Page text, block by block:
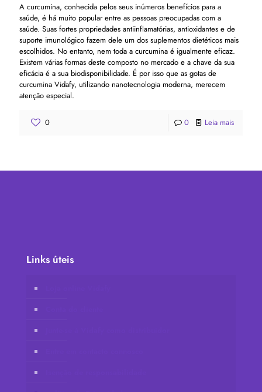
A curcumina, conhecida pelos seus inúmeros benefícios para a
saúde, é há muito popular entre as pessoas preocupadas com a
saúde. Suas fortes propriedades antiinflamatórias, antioxidantes e de
suporte imunológico fazem dele um dos suplementos dietéticos mais
escolhidos. No entanto, nem toda a curcumina é igualmente eficaz.
Existem várias formas deste composto no mercado e a chave da sua
eficácia é a sua biodisponibilidade. É por isso que as gotas de
curcumina Vidafy, utilizando nanotecnologia moderna, merecem
atenção especial.
0 0 Leia mais
Links úteis